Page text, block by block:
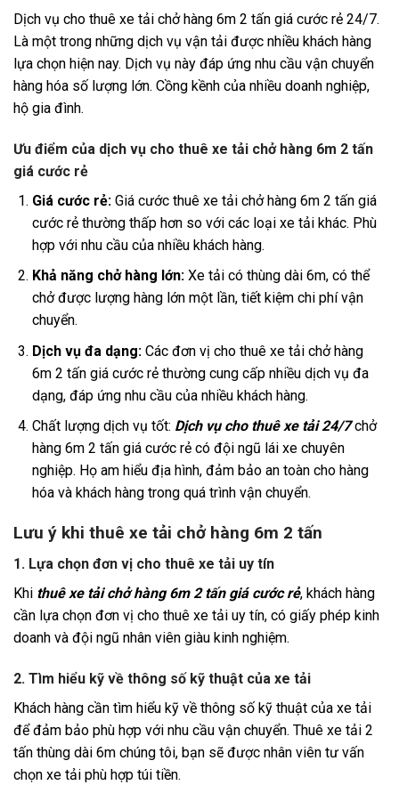
Dịch vụ cho thuê xe tải chở hàng 6m 2 tấn giá cước rẻ 24/7.
Là một trong những dịch vụ vận tải được nhiều khách hàng
lựa chọn hiện nay. Dịch vụ này đáp ứng nhu cầu vận chuyển
hàng hóa số lượng lớn. Cồng kềnh của nhiều doanh nghiệp,
hộ gia đình.
Ưu điểm của dịch vụ cho thuê xe tải chở hàng 6m 2 tấn
giá cước rẻ
Giá cước rẻ:Giá cước thuê xe tải chở hàng 6m 2 tấn giá
cước rẻ thường thấp hơn so với các loại xe tải khác. Phù
hợp với nhu cầu của nhiều khách hàng.
Khả năng chở hàng lớn:Xe tải có thùng dài 6m, có thể
chở được lượng hàng lớn một lần, tiết kiệm chi phí vận
chuyển.
Dịch vụ đa dạng:Các đơn vị cho thuê xe tải chở hàng
6m 2 tấn giá cước rẻ thường cung cấp nhiều dịch vụ đa
dạng, đáp ứng nhu cầu của nhiều khách hàng.
Chất lượng dịch vụ tốt: Dịch vụ cho thuê xe tải 24/7chở
hàng 6m 2 tấn giá cước rẻ có đội ngũ lái xe chuyên
nghiệp. Họ am hiểu địa hình, đảm bảo an toàn cho hàng
hóa và khách hàng trong quá trình vận chuyển.
Lưu ý khi thuê xe tải chở hàng 6m 2 tấn
1. Lựa chọn đơn vị cho thuê xe tải uy tín
Khi thuê xe tải chở hàng 6m 2 tấn giá cước rẻ, khách hàng
cần lựa chọn đơn vị cho thuê xe tải uy tín, có giấy phép kinh
doanh và đội ngũ nhân viên giàu kinh nghiệm.
2. Tìm hiểu kỹ về thông số kỹ thuật của xe tải
Khách hàng cần tìm hiểu kỹ về thông số kỹ thuật của xe tải
để đảm bảo phù hợp với nhu cầu vận chuyển. Thuê xe tải 2
tấn thùng dài 6m chúng tôi, bạn sẽ được nhân viên tư vấn
chọn xe tải phù hợp túi tiền.